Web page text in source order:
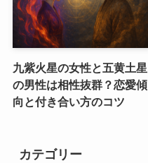
九紫火星の女性と五黄土星
の男性は相性抜群？恋愛傾
向と付き合い方のコツ
カテゴリー